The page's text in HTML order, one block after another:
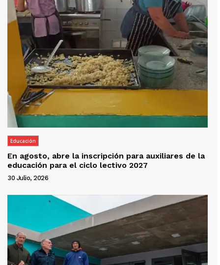
Educación
En agosto, abre la inscripción para auxiliares de la
educación para el ciclo lectivo 2027
30 Julio, 2026